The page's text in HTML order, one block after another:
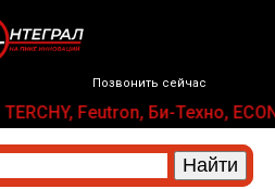
Позвонить сейчас
Feutron, Би-Техно,